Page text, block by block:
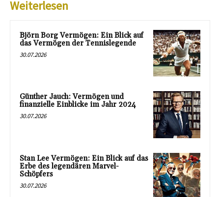
Weiterlesen
Björn Borg Vermögen: Ein Blick auf
das Vermögen der Tennislegende
30.07.2026
Günther Jauch: Vermögen und
finanzielle Einblicke im Jahr 2024
30.07.2026
Stan Lee Vermögen: Ein Blick auf das
Erbe des legendären Marvel-
Schöpfers
30.07.2026